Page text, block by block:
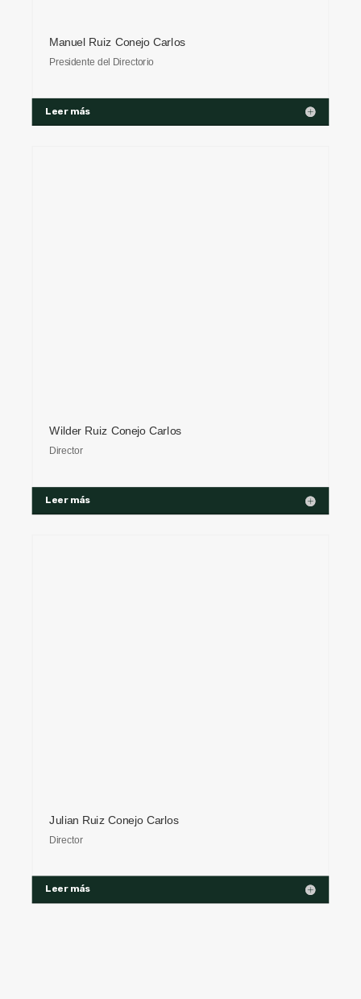
Manuel Ruiz Conejo Carlos
Presidente del Directorio
Leer más
Wilder Ruiz Conejo Carlos
Director
Leer más
Julian Ruiz Conejo Carlos
Director
Leer más